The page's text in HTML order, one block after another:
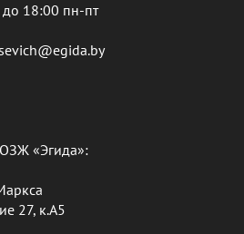
18:00 пн-пт
«Эгида»:
27, к.А5